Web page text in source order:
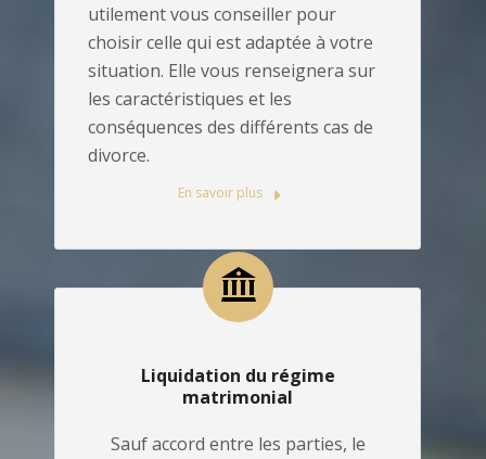
utilement vous conseiller pour
choisir celle qui est adaptée à votre
situation. Elle vous renseignera sur
les caractéristiques et les
conséquences des différents cas de
divorce.
En savoir plus
Liquidation du régime
matrimonial
Sauf accord entre les parties, le